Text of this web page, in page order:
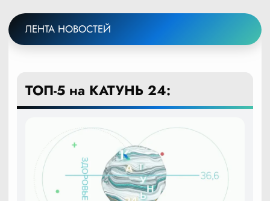
ЛЕНТА НОВОСТЕЙ
ТОП-5 на КАТУНЬ 24: